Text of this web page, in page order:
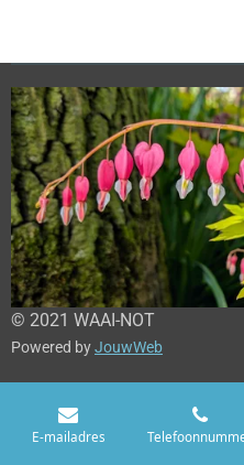
© 2021 WAAI-NOT
Powered byJouwWeb
E-mailadres